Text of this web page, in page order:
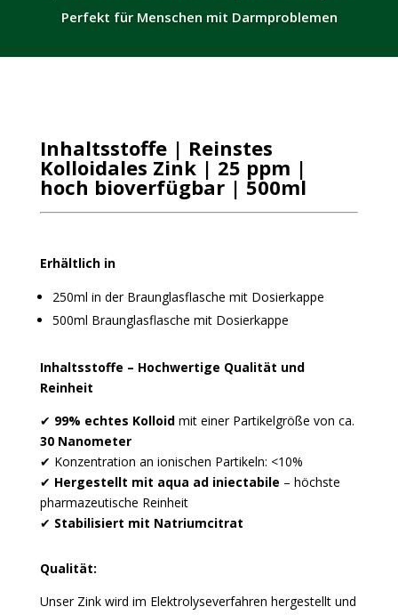
Perfekt für Menschen mit Darmproblemen
Inhaltsstoffe | Reinstes
Kolloidales Zink | 25 ppm |
hoch bioverfügbar | 500ml
Erhältlich in
250ml in der Braunglasflasche mit Dosierkappe
500ml Braunglasflasche mit Dosierkappe
Inhaltsstoffe – Hochwertige Qualität und
Reinheit
✔ 99% echtes Kolloidmit einer Partikelgröße von ca.
30 Nanometer
✔ Konzentration an ionischen Partikeln: <10%
✔ Hergestellt mit aqua ad iniectabile – höchste
pharmazeutische Reinheit
✔ Stabilisiert mit Natriumcitrat
Qualität:
Unser Zink wird im Elektrolyseverfahren hergestellt und